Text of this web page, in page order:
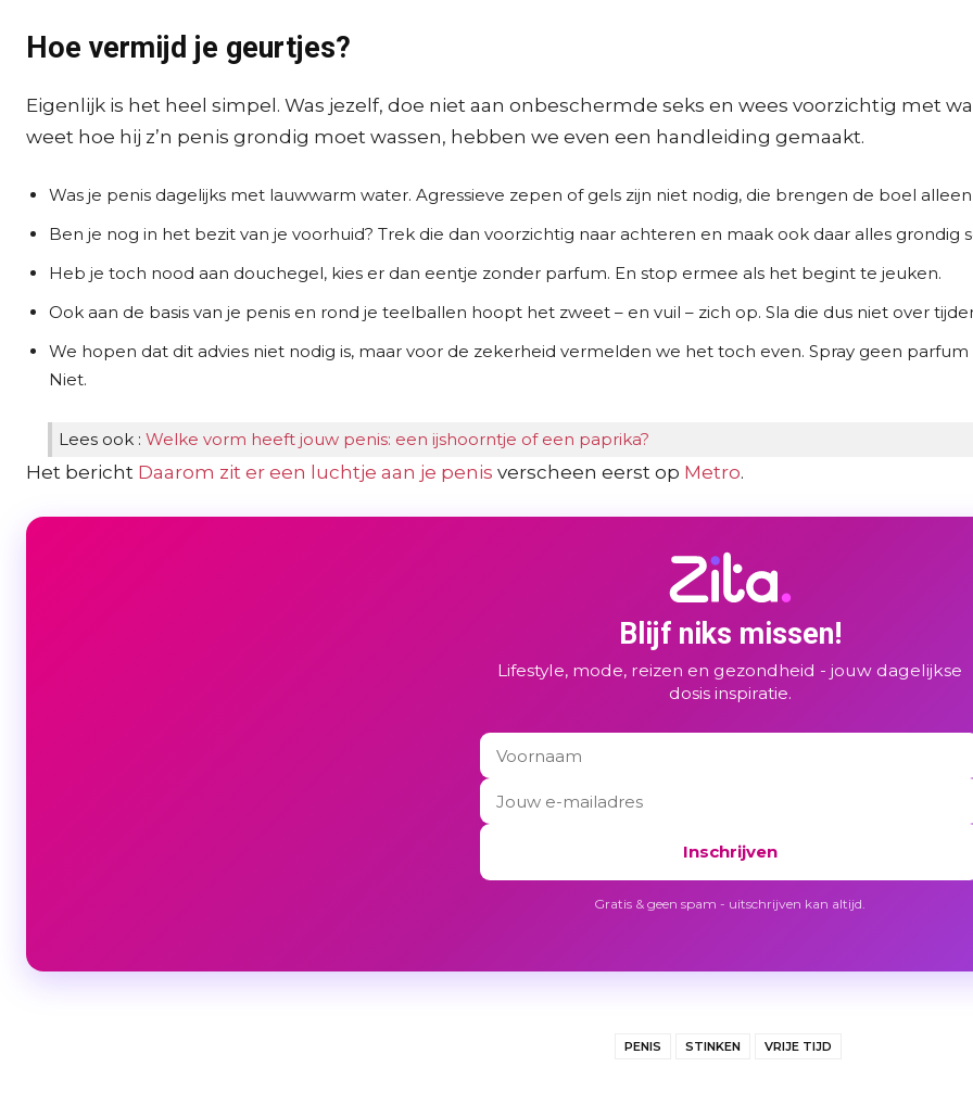
Hoe vermijd je geurtjes?
Eigenlijk is het heel simpel. Was jezelf, doe niet aan onbeschermde seks en wees voorzichtig met
weet hoe hij z’n penis grondig moet wassen, hebben we even een handleiding gemaakt.
Was je penis dagelijks met lauwwarm water. Agressieve zepen of gels zijn niet nodig, die brengen de boel
Ben je nog in het bezit van je voorhuid? Trek die dan voorzichtig naar achteren en maak ook daar alles grondig
Heb je toch nood aan douchegel, kies er dan eentje zonder parfum. En stop ermee als het begint te jeuken.
Ook aan de basis van je penis en rond je teelballen hoopt het zweet – en vuil – zich op. Sla die dus niet over
We hopen dat dit advies niet nodig is, maar voor de zekerheid vermelden we het toch even. Spray geen
Niet.
Lees ook : Welke vorm heeft jouw penis: een ijshoorntje of een paprika?
Het bericht Daarom zit er een luchtje aan je penis verscheen eerst op Metro.
Blijf niks missen!
Lifestyle, mode, reizen en gezondheid - jouw dagelijkse
dosis inspiratie.
Inschrijven
Gratis & geen spam - uitschrijven kan altijd.
PENIS STINKEN VRIJE TIJD